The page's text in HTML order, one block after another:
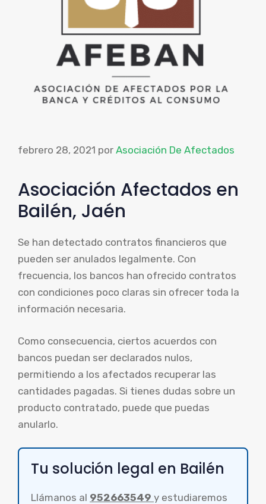
febrero 28, 2021 por Asociación De Afectados
Asociación Afectados en
Bailén, Jaén
Se han detectado contratos financieros que
pueden ser anulados legalmente. Con
frecuencia, los bancos han ofrecido contratos
con condiciones poco claras sin ofrecer toda la
información necesaria.
Como consecuencia, ciertos acuerdos con
bancos puedan ser declarados nulos,
permitiendo a los afectados recuperar las
cantidades pagadas. Si tienes dudas sobre un
producto contratado, puede que puedas
anularlo.
Tu solución legal en Bailén
Llámanos al 952663549 y estudiaremos